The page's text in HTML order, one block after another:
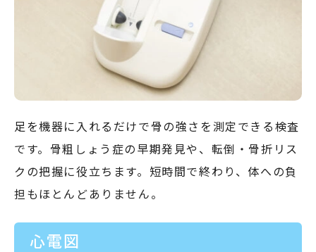
足を機器に入れるだけで骨の強さを測定できる検査
です。骨粗しょう症の早期発見や、転倒・骨折リス
クの把握に役立ちます。短時間で終わり、体への負
担もほとんどありません。
心電図